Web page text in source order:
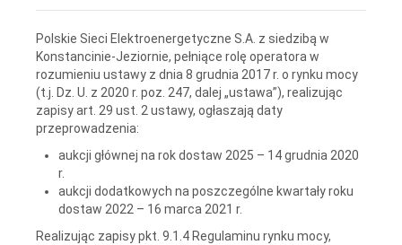
Polskie Sieci Elektroenergetyczne S.A. z siedzibą w
Konstancinie-Jeziornie, pełniące rolę operatora w
rozumieniu ustawy z dnia 8 grudnia 2017 r. o rynku mocy
(t.j. Dz. U. z 2020 r. poz. 247, dalej „ustawa”), realizując
zapisy art. 29 ust. 2 ustawy, ogłaszają daty
przeprowadzenia:
aukcji głównej na rok dostaw 2025 – 14 grudnia 2020
r.
aukcji dodatkowych na poszczególne kwartały roku
dostaw 2022 – 16 marca 2021 r.
Realizując zapisy pkt. 9.1.4 Regulaminu rynku mocy,